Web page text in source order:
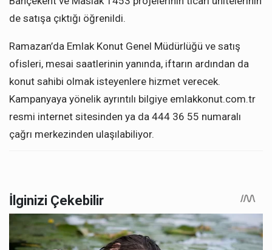
de satışa çıktığı öğrenildi.
Ramazan’da Emlak Konut Genel Müdürlüğü ve satış
ofisleri, mesai saatlerinin yanında, iftarın ardından da
konut sahibi olmak isteyenlere hizmet verecek.
Kampanyaya yönelik ayrıntılı bilgiye emlakkonut.com.tr
resmi internet sitesinden ya da 444 36 55 numaralı
çağrı merkezinden ulaşılabiliyor.